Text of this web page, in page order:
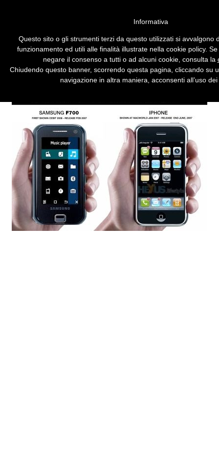
nega le accuse
L'azienda coreana potrebbe bloccare la
fornitura di componenti per ritorsione.
Informativa
Questo sito o gli strumenti terzi da questo utilizzati si avvalgono
funzionamento ed utili alle finalità illustrate nella cookie policy.
negare il consenso a tutti o ad alcuni cookie, consulta la
Chiudendo questo banner, scorrendo questa pagina, cliccando su
navigazione in altra maniera, acconsenti all’uso